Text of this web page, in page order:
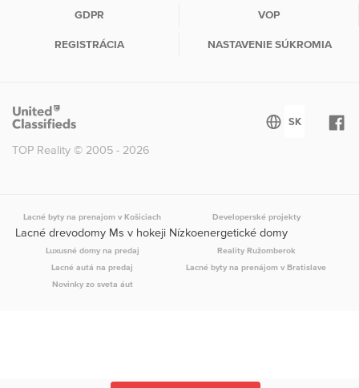
GDPR VOP
REGISTRÁCIA NASTAVENIE SÚKROMIA
TOP Reality © 2005 - 2026
Lacné byty na prenajom v Košiciach Developerské projekty
Lacné drevodomy Ms v hokeji Nízkoenergetické domy
Luxusné domy na predaj
Reality Ružomberok
Lacné autá na predaj
Lacné byty na prenájom v Bratislave
Novinky zo sveta áut